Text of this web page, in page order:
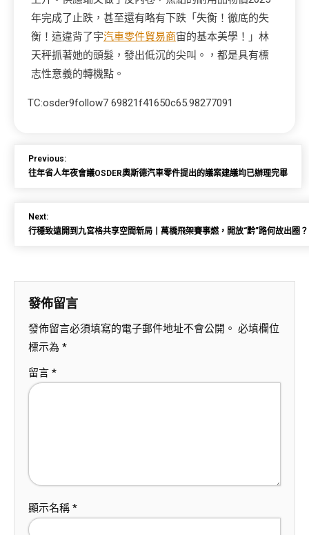
年完成了止跌，甚至還有略有下跌「失衡！徹底的失
衡！這違背了宇汽車零件貿易商宙的基本美學！」林
天秤抓著她的頭髮，發出低沉的尖叫。，都是具有標
志性意義的轉機點。
TC:osder9follow7 69821f41650c65.98277091
Previous:
往年省人年夜會議OSDER奧斯德汽車零件提出的議案建議均已辦理完畢
Next:
行穩致遠開到九宮格共享空間新局丨萬橋飛架賽事燃，開放“黔”路何故出圈？
發佈留言
發佈留言必須填寫的電子郵件地址不會公開。 必填欄位
標示為 *
留言 *
顯示名稱 *